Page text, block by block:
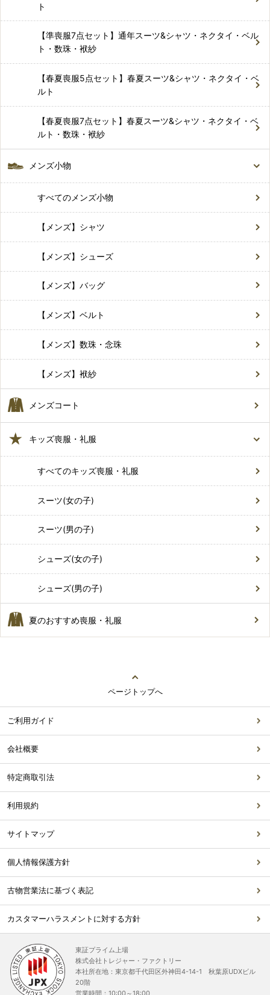
ト
【準喪服7点セット】通年スーツ&シャツ・ネクタイ・ベル
ト・数珠・袱紗
【春夏喪服5点セット】春夏スーツ&シャツ・ネクタイ・ベ
ルト
【春夏喪服7点セット】春夏スーツ&シャツ・ネクタイ・ベ
ルト・数珠・袱紗
メンズ小物
すべてのメンズ小物
【メンズ】シャツ
【メンズ】シューズ
【メンズ】バッグ
【メンズ】ベルト
【メンズ】数珠・念珠
【メンズ】袱紗
メンズコート
キッズ喪服・礼服
すべてのキッズ喪服・礼服
スーツ(女の子)
スーツ(男の子)
シューズ(女の子)
シューズ(男の子)
夏のおすすめ喪服・礼服
ページトップへ
ご利用ガイド
会社概要
特定商取引法
利用規約
サイトマップ
個人情報保護方針
古物営業法に基づく表記
カスタマーハラスメントに対する方針
東証プライム上場
株式会社トレジャー・ファクトリー
本社所在地：東京都千代田区外神田4-14-1 秋葉原UDXビル
20階
営業時間：10:00～18:00